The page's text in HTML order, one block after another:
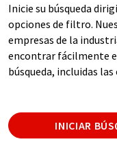
Inicie su búsqueda
opciones de filtro.
empresas de la
encontrar fácilmente
búsqueda, incluidas
INICIAR